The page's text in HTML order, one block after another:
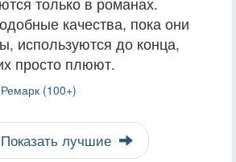
качества, пока они
используются до конца,
просто плюют.
(100+)
Показать лучшие